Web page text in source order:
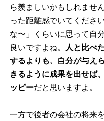
ら羨ましいかもしれませ
った距離感でいてくださ
な〜」くらいに思って自
良いですよね。 人と比べ
するよりも、自分が与え
きるように成果を出せば
ッピーだと思いますよ。
一方で後者の会社の将来